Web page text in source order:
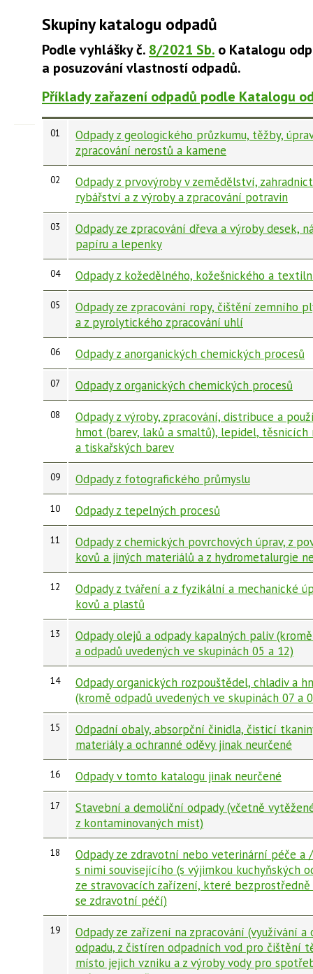
Skupiny katalogu odpadů
Podle vyhlášky č. 8/2021 Sb. o Katalogu
a posuzování vlastností odpadů.
Příklady zařazení odpadů podle Katalogu
01
Odpady z geologického průzkumu, těžby,
zpracování nerostů a kamene
02
Odpady z prvovýroby v zemědělství,
rybářství a z výroby a zpracování potravin
03
Odpady ze zpracování dřeva a výroby desek,
papíru a lepenky
04 Odpady z kožedělného, kožešnického a
05
Odpady ze zpracování ropy, čištění zemního
a z pyrolytického zpracování uhlí
06 Odpady z anorganických chemických procesů
07 Odpady z organických chemických procesů
08
Odpady z výroby, zpracování, distribuce a
hmot (barev, laků a smaltů), lepidel, těsnicích
a tiskařských barev
09 Odpady z fotografického průmyslu
10 Odpady z tepelných procesů
11
Odpady z chemických povrchových úprav, z
kovů a jiných materiálů a z hydrometalurgie
12
Odpady z tváření a z fyzikální a mechanické
kovů a plastů
13
Odpady olejů a odpady kapalných paliv
a odpadů uvedených ve skupinách 05 a 12)
14
Odpady organických rozpouštědel, chladiv a
(kromě odpadů uvedených ve skupinách 07 a
15
Odpadní obaly, absorpční činidla, čisticí
materiály a ochranné oděvy jinak neurčené
16 Odpady v tomto katalogu jinak neurčené
17
Stavební a demoliční odpady (včetně
z kontaminovaných míst)
18
Odpady ze zdravotní nebo veterinární péče a
s nimi souvisejícího (s výjimkou kuchyňských
ze stravovacích zařízení, které bezprostředně
se zdravotní péčí)
19
Odpady ze zařízení na zpracování (využívání a
odpadu, z čistíren odpadních vod pro čištění
místo jejich vzniku a z výroby vody pro